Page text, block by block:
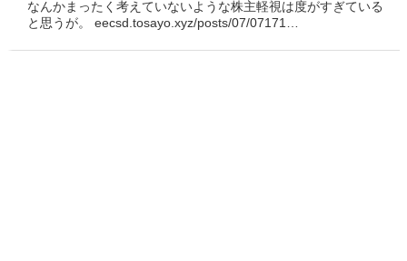
なんかまったく考えていないような株主軽視は度がすぎている
と思うが。 eecsd.tosayo.xyz/posts/07/07171…